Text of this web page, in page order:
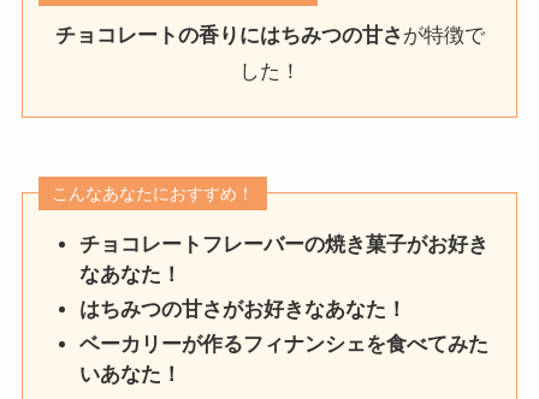
チョコレートの香りにはちみつの甘さ が特徴で
した！
こんなあなたにおすすめ！
チョコレートフレーバーの焼き菓子がお好き
なあなた！
はちみつの甘さがお好きなあなた！
ベーカリーが作るフィナンシェを食べてみた
いあなた！